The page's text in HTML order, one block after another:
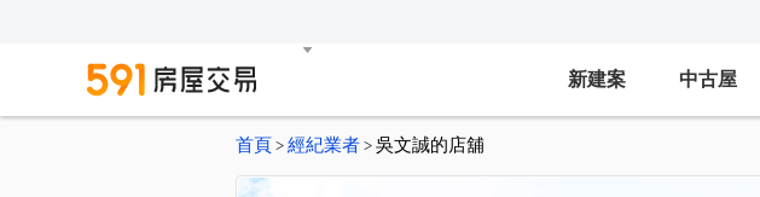
新建案 中古屋
首頁 > 經紀業者 > 吳文誠的店舖